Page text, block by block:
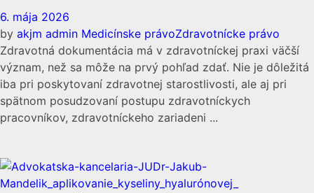
6. mája 2026
by akjm admin Medicínske právoZdravotnícke právo
Zdravotná dokumentácia má v zdravotníckej praxi väčší
význam, než sa môže na prvý pohľad zdať. Nie je dôležitá
iba pri poskytovaní zdravotnej starostlivosti, ale aj pri
spätnom posudzovaní postupu zdravotníckych
pracovníkov, zdravotníckeho zariadeni ...